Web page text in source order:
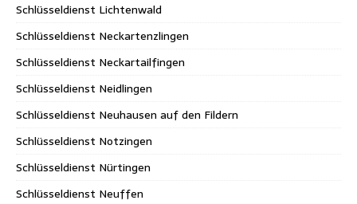
Schlüsseldienst Lichtenwald
Schlüsseldienst Neckartenzlingen
Schlüsseldienst Neckartailfingen
Schlüsseldienst Neidlingen
Schlüsseldienst Neuhausen auf den Fildern
Schlüsseldienst Notzingen
Schlüsseldienst Nürtingen
Schlüsseldienst Neuffen